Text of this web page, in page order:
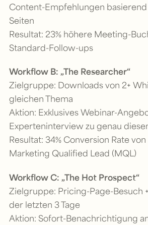
Content-Empfehlungen
Seiten
Resultat: 23% höhere Meeting-
Standard-Follow-ups
Workflow B: „The Researcher“
Zielgruppe: Downloads von 2+
gleichen Thema
Aktion: Exklusives Webinar-
Experteninterview zu genau
Resultat: 34% Conversion Rate von
Marketing Qualified Lead (MQL)
Workflow C: „The Hot Prospect“
Zielgruppe: Pricing-Page-Besuch
der letzten 3 Tage
Aktion: Sofort-Benachrichtigung